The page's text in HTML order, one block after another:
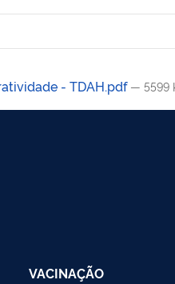
- TDAH.pdf — 5599
VACINAÇÃO